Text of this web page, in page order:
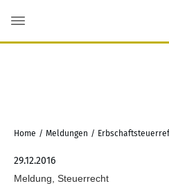
Home / Meldungen /
29.12.2016
Meldung, Steuerrecht